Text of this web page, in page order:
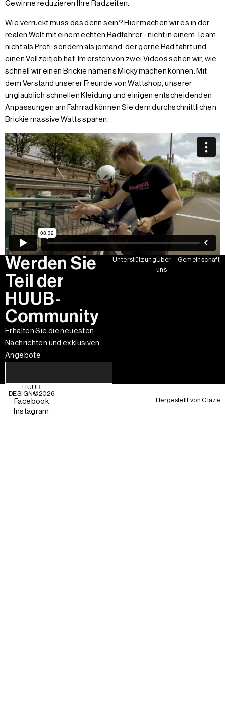
Gewinne reduzieren Ihre Radzeiten.
Wie verrückt muss das denn sein? Hier machen wir es in der
realen Welt mit einem echten Radfahrer - nicht in einem Team,
nicht als Profi, sondern als jemand, der gerne Rad fährt und
einen Vollzeitjob hat. Im ersten von zwei Videos sehen wir, wie
schnell wir einen Brickie namens Micky machen können. Mit
dem Verstand unserer Freunde von Wattshop, unserer
unglaublich schnellen Kleidung und einigen entscheidenden
Anpassungen am Fahrrad können Sie dem durchschnittlichen
Brickie massive Watts sparen.
Werden Sie
Teil der
HUUB-
Community
Erhalten Sie die neuesten
Nachrichten und exklusiven
Angebote
UnterstützungÜber
uns
Gemeinschaft
HUUB
DESIGN©2026
Facebook
Instagram
Hergestellt vonGlaze